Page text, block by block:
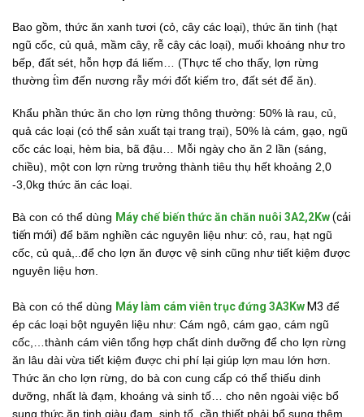
Bao gồm, thức ăn xanh tươi (cỏ, cây các loại), thức ăn tinh (hạt
ngũ cốc, củ quả, mầm cây, rễ cây các loại), muối khoáng như tro
bếp, đất sét, hỗn hợp đá liếm… (Thực tế cho thấy, lợn rừng
thường t́ìm đến nương rẫy mới đốt kiếm tro, đất sét để ăn).
Khẩu phần thức ăn cho lợn rừng thông thường: 50% là rau, củ,
quả các loại (có thể sản xuất tại trang trại), 50% là cám, gạo, ngũ
cốc các loại, hèm bia, bã đậu… Mỗi ngày cho ăn 2 lần (sáng,
chiều), một con lợn rừng trưởng thành tiêu thụ hết khoảng 2,0
-3,0kg thức ăn các loại.
Bà con có thể dùng Máy chế biến thức ăn chăn nuôi 3A2,2Kw(cải
tiến mới) để băm nghiền các nguyên liệu như: cỏ, rau, hạt ngũ
cốc, củ quả,..để cho lợn ăn được vệ sinh cũng như tiết kiệm được
nguyên liệu hơn.
Bà con có thể dùng Máy làm cám viên trục đứng 3A3Kw M3 để
ép các loại bột nguyên liệu như: Cám ngô, cám gạo, cám ngũ
cốc,…thành cám viên tổng hợp chất dinh dưỡng để cho lợn rừng
ăn lâu dài vừa tiết kiệm được chi phí lại giúp lợn mau lớn hơn.
Thức ăn cho lợn rừng, do bà con cung cấp có thể thiếu dinh
dưỡng, nhất là đạm, khoáng và sinh tố… cho nên ngoài việc bổ
sung thức ăn tinh giàu đạm, sinh tố, cần thiết phải bổ sung thêm